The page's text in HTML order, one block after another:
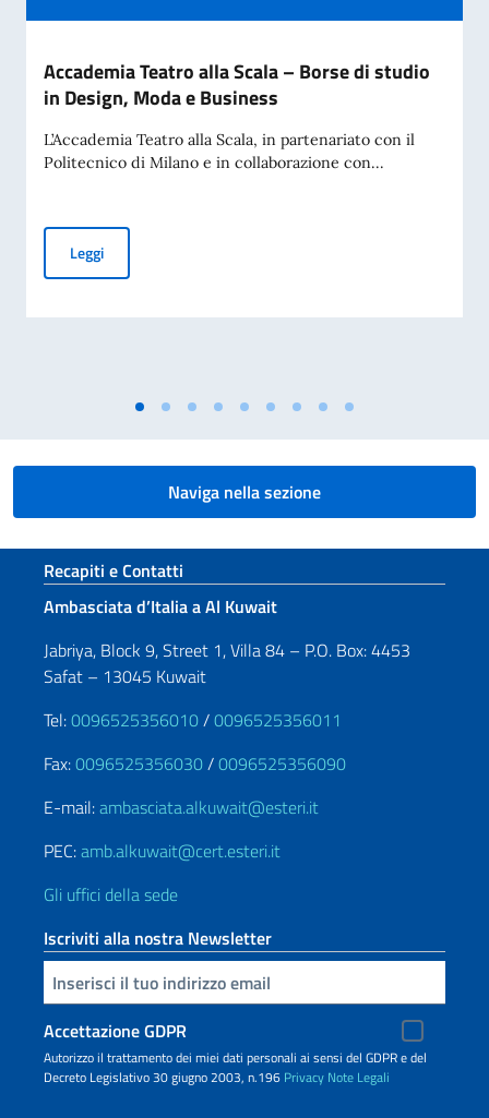
Accademia Teatro alla Scala – Borse di studio
in Design, Moda e Business
L’Accademia Teatro alla Scala, in partenariato con il
Politecnico di Milano e in collaborazione con...
LeggiAccademia Teatro alla Scala – Borse di studio in Design,
Naviga nella sezione
Sezione footer
Recapiti e Contatti
Ambasciata d’Italia a Al Kuwait
Jabriya, Block 9, Street 1, Villa 84 – P.O. Box: 4453
Safat – 13045 Kuwait
Tel:0096525356010/0096525356011
Fax:0096525356030/0096525356090
E-mail:ambasciata.alkuwait@esteri.it
PEC:amb.alkuwait@cert.esteri.it
Gli uffici della sede
Iscriviti alla nostra Newsletter
Inserisci la tua email
Accettazione GDPR
Autorizzo il trattamento dei miei dati personali ai sensi del GDPR e del
Decreto Legislativo 30 giugno 2003, n.196 Privacy Note Legali